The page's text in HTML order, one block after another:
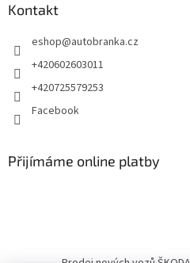
Kontakt
eshop@autobranka.cz
+420602603011
+420725579253
Facebook
Přijímáme online platby